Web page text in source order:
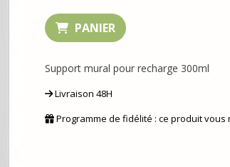
PANIER
Support mural pour recharge 300ml
Livraison 48H
Programme de fidélité : ce produit vous